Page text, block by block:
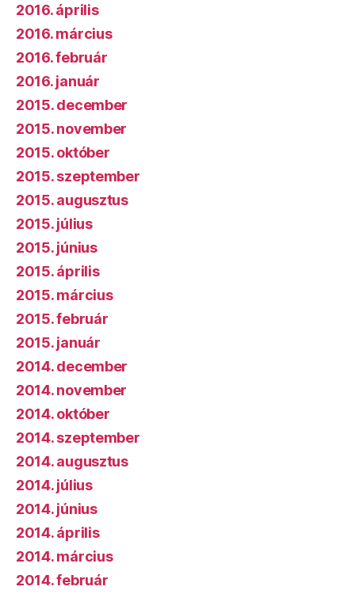
2016. április
2016. március
2016. február
2016. január
2015. december
2015. november
2015. október
2015. szeptember
2015. augusztus
2015. július
2015. június
2015. április
2015. március
2015. február
2015. január
2014. december
2014. november
2014. október
2014. szeptember
2014. augusztus
2014. július
2014. június
2014. április
2014. március
2014. február